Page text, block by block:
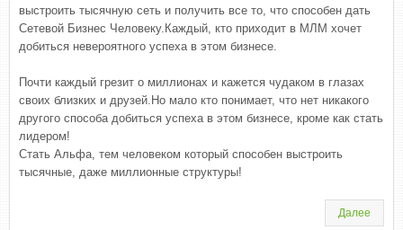
выстроить тысячную сеть и получить все то, что способен дать
Сетевой Бизнес Человеку.Каждый, кто приходит в МЛМ хочет
добиться невероятного успеха в этом бизнесе.
Почти каждый грезит о миллионах и кажется чудаком в глазах
своих близких и друзей.Но мало кто понимает, что нет никакого
другого способа добиться успеха в этом бизнесе, кроме как стать
лидером!
Стать Альфа, тем человеком который способен выстроить
тысячные, даже миллионные структуры!
Далее